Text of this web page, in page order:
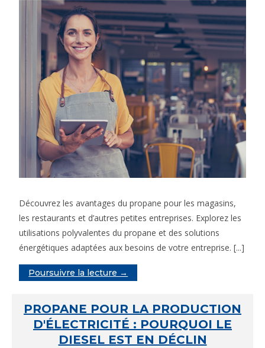
Découvrez les avantages du propane pour les magasins,
les restaurants et d’autres petites entreprises. Explorez les
utilisations polyvalentes du propane et des solutions
énergétiques adaptées aux besoins de votre entreprise. [...]
Poursuivre la lecture →
PROPANE POUR LA PRODUCTION
D'ÉLECTRICITÉ : POURQUOI LE
DIESEL EST EN DÉCLIN